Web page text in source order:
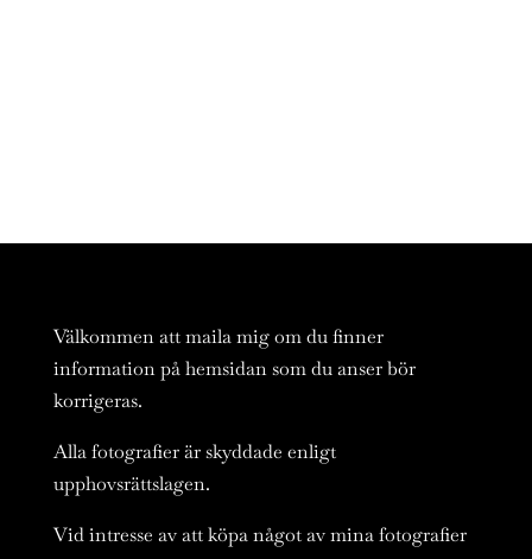
Välkommen att maila mig om du finner
information på hemsidan som du anser bör
korrigeras.
Alla fotografier är skyddade enligt
upphovsrättslagen.
Vid intresse av att köpa något av mina fotografier